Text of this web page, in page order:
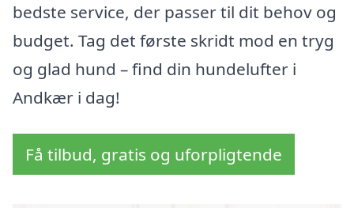
bedste service, der passer til dit behov og
budget. Tag det første skridt mod en tryg
og glad hund – find din hundelufter i
Andkær i dag!
Få tilbud, gratis og uforpligtende